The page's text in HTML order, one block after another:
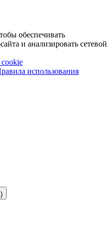
обеспечивать
и анализировать сетевой
использования